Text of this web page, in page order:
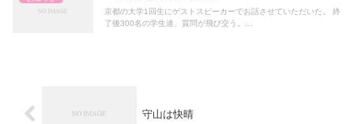
京都の大学1回生にゲストスピーカーでお話させていただいた。 終
了後300名の学生達、質問が飛び交う。...
守山は快晴